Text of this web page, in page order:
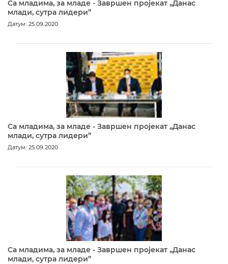
Са младима, за младе - Завршен пројекат „Данас
млади, сутра лидери”
Датум: 25.09.2020
Са младима, за младе - Завршен пројекат „Данас
млади, сутра лидери”
Датум: 25.09.2020
Са младима, за младе - Завршен пројекат „Данас
млади, сутра лидери”